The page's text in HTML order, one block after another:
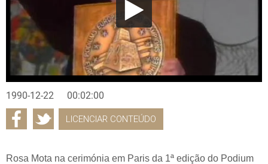
1990-12-22 00:02:00
LICENCIAR CONTEÚDO
Rosa Mota na cerimónia em Paris da 1ª edição do Podium